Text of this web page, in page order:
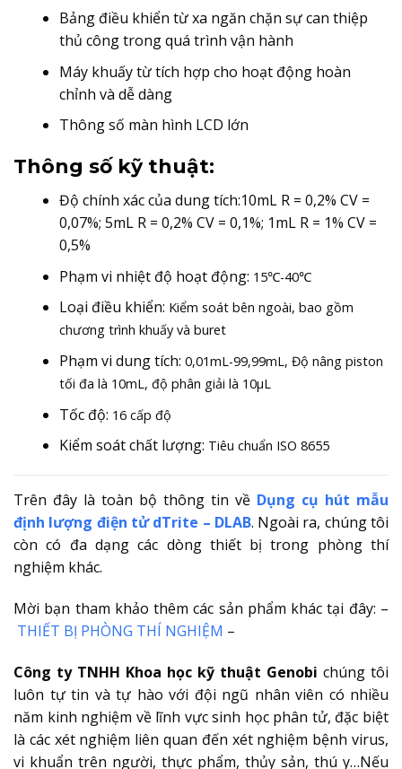
Bảng điều khiển từ xa ngăn chặn sự can thiệp
thủ công trong quá trình vận hành
Máy khuấy từ tích hợp cho hoạt động hoàn
chỉnh và dễ dàng
Thông số màn hình LCD lớn
Thông số kỹ thuật:
Độ chính xác của dung tích:10mL R = 0,2% CV =
0,07%; 5mL R = 0,2% CV = 0,1%; 1mL R = 1% CV =
0,5%
Phạm vi nhiệt độ hoạt động: 15℃-40℃
Loại điều khiển: Kiểm soát bên ngoài, bao gồm
chương trình khuấy và buret
Phạm vi dung tích: 0,01mL-99,99mL, Độ nâng piston
tối đa là 10mL, độ phân giải là 10μL
Tốc độ: 16 cấp độ
Kiểm soát chất lượng: Tiêu chuẩn ISO 8655
Trên đây là toàn bộ thông tin về Dụng cụ hút mẫu
định lượng điện tử dTrite – DLAB. Ngoài ra, chúng tôi
còn có đa dạng các dòng thiết bị trong phòng thí
nghiệm khác.
Mời bạn tham khảo thêm các sản phẩm khác tại đây: –
THIẾT BỊ PHÒNG THÍ NGHIỆM –
Công ty TNHH Khoa học kỹ thuật Genobi chúng tôi
luôn tự tin và tự hào với đội ngũ nhân viên có nhiều
năm kinh nghiệm về lĩnh vực sinh học phân tử, đặc biệt
là các xét nghiệm liên quan đến xét nghiệm bệnh virus,
vi khuẩn trên người, thực phẩm, thủy sản, thú y…Nếu